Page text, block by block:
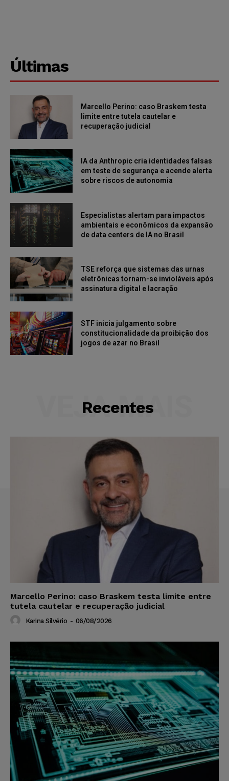
Últimas
Marcello Perino: caso Braskem testa
limite entre tutela cautelar e
recuperação judicial
IA da Anthropic cria identidades falsas
em teste de segurança e acende alerta
sobre riscos de autonomia
Especialistas alertam para impactos
ambientais e econômicos da expansão
de data centers de IA no Brasil
TSE reforça que sistemas das urnas
eletrônicas tornam-se invioláveis após
assinatura digital e lacração
STF inicia julgamento sobre
constitucionalidade da proibição dos
jogos de azar no Brasil
Recentes
VEJA MAIS
Marcello Perino: caso Braskem testa limite entre
tutela cautelar e recuperação judicial
Karina Silvério - 06/08/2026